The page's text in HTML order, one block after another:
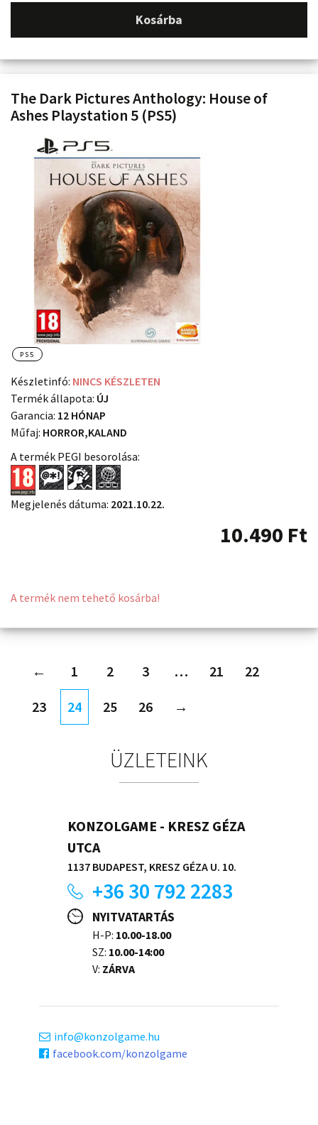
Kosárba
The Dark Pictures Anthology: House of
Ashes Playstation 5 (PS5)
PS5
Készletinfó: NINCS KÉSZLETEN
Termék állapota: ÚJ
Garancia: 12 HÓNAP
Műfaj: HORROR,KALAND
A termék PEGI besorolása:
Megjelenés dátuma: 2021.10.22.
10.490 Ft
A termék nem tehető kosárba!
← 1 2 3 … 21
22
23
24 25 26 →
ÜZLETEINK
KONZOLGAME - KRESZ GÉZA
UTCA
1137 BUDAPEST, KRESZ GÉZA U. 10.
+36 30 792 2283
NYITVATARTÁS
H-P: 10.00-18.00
SZ: 10.00-14:00
V: ZÁRVA
info
konzolgame.hu
facebook.com/konzolgame